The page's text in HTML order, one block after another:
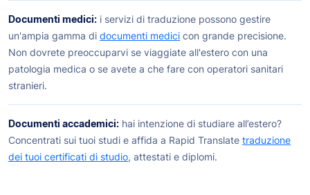
Documenti medici: i servizi di traduzione possono gestire
un'ampia gamma di documenti medici con grande precisione.
Non dovrete preoccuparvi se viaggiate all'estero con una
patologia medica o se avete a che fare con operatori sanitari
stranieri.
Documenti accademici: hai intenzione di studiare all’estero?
Concentrati sui tuoi studi e affida a Rapid Translate traduzione
dei tuoi certificati di studio, attestati e diplomi.